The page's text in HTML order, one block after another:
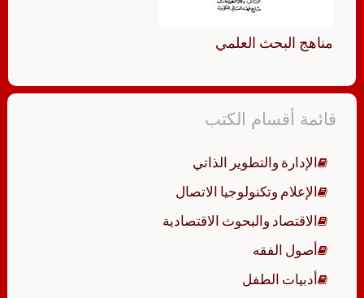
مناهج البحث العلمي
قائمة أقسام الكتب
الإدارة والتطوير الذاتي
الإعلام وتكنولوجيا الاتصال
الاقتصاد والبحوث الاقتصادية
أصول الفقه
أدبيات الطفل